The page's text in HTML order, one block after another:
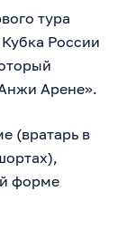
тура
России
Арене».
(вратарь в
форме